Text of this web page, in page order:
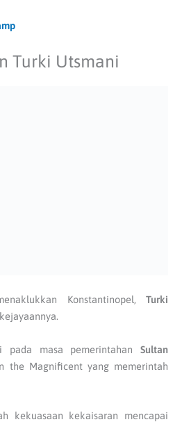
Turki Utsmani
Konstantinopel, Turki
pada masa pemerintahan Sultan
the Magnificent yang memerintah
kekuasaan kekaisaran mencapai